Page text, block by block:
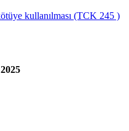
kullanılması (TCK 245 )